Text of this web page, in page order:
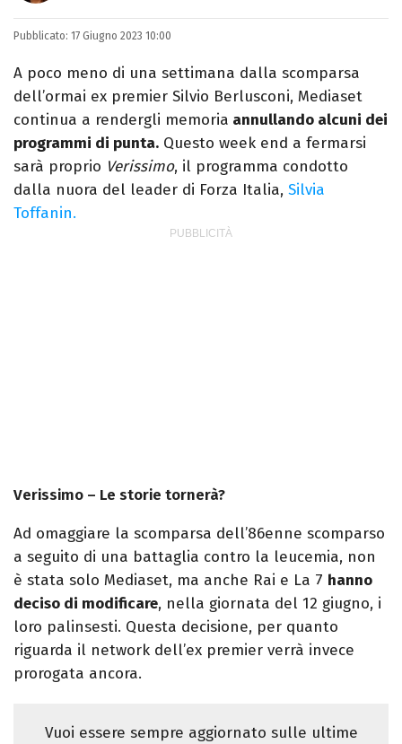
Una passione smisurata per le serie TV.
Laurea in Cinema, Televisione e New Media,
videomaking e scrittura sono il mio
passatempo preferito.
Pubblicato: 17 Giugno 2023 10:00
A poco meno di una settimana dalla scomparsa
dell’ormai ex premier Silvio Berlusconi, Mediaset
continua a rendergli memoria annullando alcuni dei
programmi di punta. Questo week end a fermarsi
sarà proprio Verissimo, il programma condotto
dalla nuora del leader di Forza Italia, Silvia
Toffanin.
Verissimo – Le storie tornerà?
Ad omaggiare la scomparsa dell’86enne scomparso
a seguito di una battaglia contro la leucemia, non
è stata solo Mediaset, ma anche Rai e La 7 hanno
deciso di modificare, nella giornata del 12 giugno, i
loro palinsesti. Questa decisione, per quanto
riguarda il network dell’ex premier verrà invece
prorogata ancora.
Vuoi essere sempre aggiornato sulle ultime